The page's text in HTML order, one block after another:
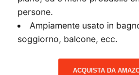
persone.
Ampiamente usato in
soggiorno, balcone, ecc.
ACQUISTA DA